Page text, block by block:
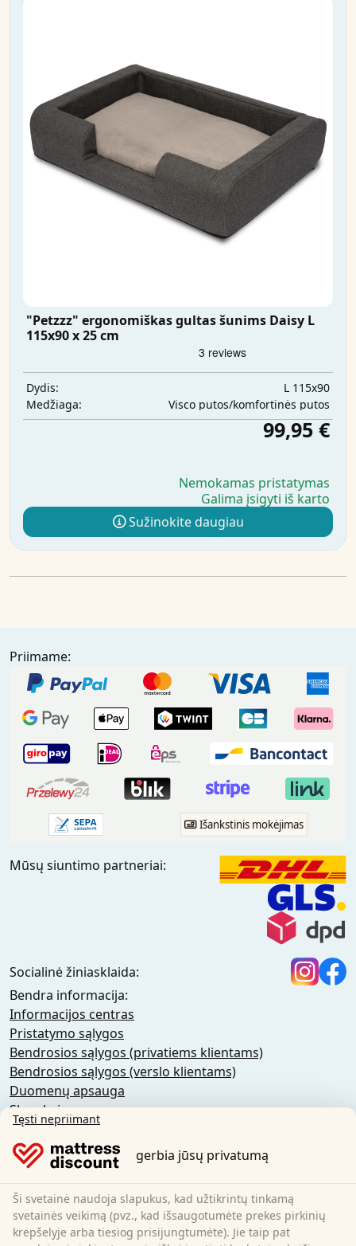
"Petzzz" ergonomiškas gultas šunims Daisy L
115x90 x 25 cm
Dydis:
L 115x90
Medžiaga:
Visco putos/komfortinės putos
99,95 €
Nemokamas pristatymas
Galima įsigyti iš karto
Sužinokite daugiau
Priimame:
Išankstinis mokėjimas
Mūsų siuntimo partneriai:
Socialinė žiniasklaida:
Bendra informacija:
Informacijos centras
Pristatymo sąlygos
Bendrosios sąlygos (privatiems klientams)
Bendrosios sąlygos (verslo klientams)
Duomenų apsauga
Slapukai
Atšaukimo politika
Atspaudas
Atšaukti sutartį
Sleezzz GmbH
Grebbener Str. 7
Tęsti nepriimant
gerbia jūsų privatumą
Ši svetainė naudoja slapukus, kad užtikrintų tinkamą
svetainės veikimą (pvz., kad išsaugotumėte prekes pirkinių
krepšelyje arba tiesiog prisijungtumėte). Jie taip pat